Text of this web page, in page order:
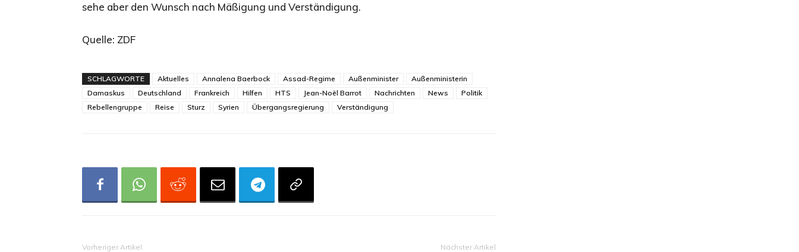
sehe aber den Wunsch nach Mäßigung und Verständigung.
Quelle: ZDF
SCHLAGWORTE Aktuelles Annalena Baerbock Assad-Regime Außenminister
Außenministerin
Damaskus
Deutschland Frankreich Hilfen HTS Jean-Noël Barrot Nachrichten News
Politik
Rebellengruppe
Reise Sturz Syrien Übergangsregierung Verständigung
Vorheriger Artikel Nächster Artikel